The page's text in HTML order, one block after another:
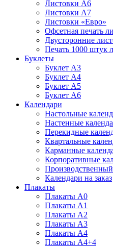
Листовки А6
Листовки А7
Листовки «Евро»
Офсетная печать
Двусторонние
Печать 1000 штук
Буклеты
Буклет А3
Буклет А4
Буклет А5
Буклет А6
Календари
Настольные
Настенные
Перекидные
Квартальные
Карманные
Корпоративные
Календари на заказ
Плакаты
Плакаты А0
Плакаты А1
Плакаты А2
Плакаты А3
Плакаты А4
Плакаты А4+4